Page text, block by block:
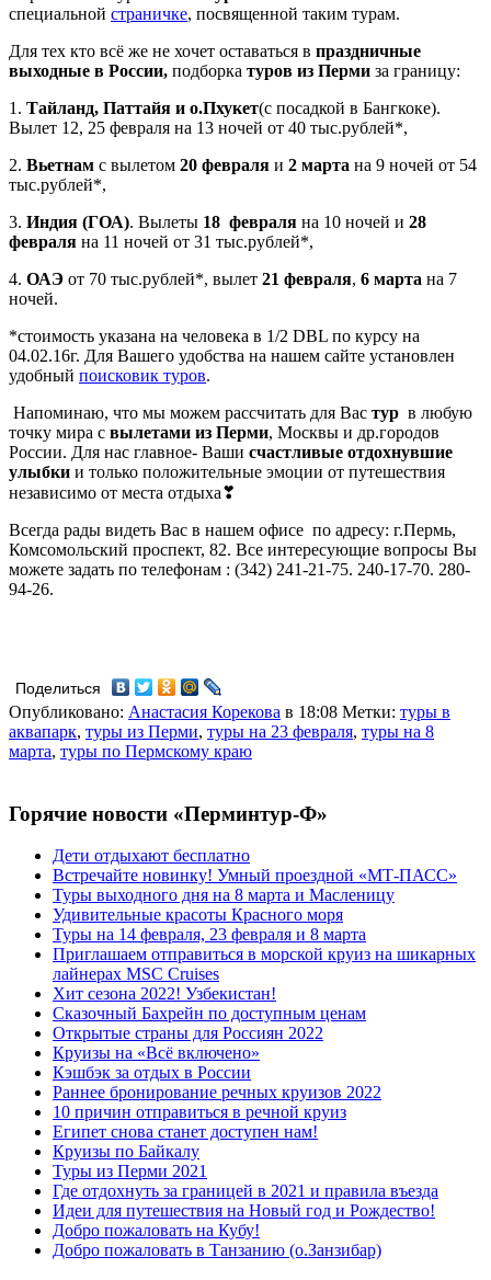
специальной страничке, посвященной таким турам.
Для тех кто всё же не хочет оставаться в праздничные
выходные в России, подборка туров из Перми за границу:
1. Тайланд, Паттайя и о.Пхукет(с посадкой в Бангкоке).
Вылет 12, 25 февраля на 13 ночей от 40 тыс.рублей*,
2. Вьетнам с вылетом 20 февраля и 2 марта на 9 ночей от 54
тыс.рублей*,
3. Индия (ГОА). Вылеты 18 февраля на 10 ночей и 28
февраля на 11 ночей от 31 тыс.рублей*,
4. ОАЭ от 70 тыс.рублей*, вылет 21 февраля, 6 марта на 7
ночей.
*стоимость указана на человека в 1/2 DBL по курсу на
04.02.16г. Для Вашего удобства на нашем сайте установлен
удобный поисковик туров.
Напоминаю, что мы можем рассчитать для Вас тур в любую
точку мира с вылетами из Перми, Москвы и др.городов
России. Для нас главное- Ваши счастливые отдохнувшие
улыбки и только положительные эмоции от путешествия
независимо от места отдыха❣
Всегда рады видеть Вас в нашем офисе по адресу: г.Пермь,
Комсомольский проспект, 82. Все интересующие вопросы Вы
можете задать по телефонам : (342) 241-21-75. 240-17-70. 280-
94-26.
Поделиться
Опубликовано: Анастасия Корекова в 18:08 Метки: туры в
аквапарк, туры из Перми, туры на 23 февраля, туры на 8
марта, туры по Пермскому краю
Горячие новости «Перминтур-Ф»
Дети отдыхают бесплатно
Встречайте новинку! Умный проездной «МТ-ПАСС»
Туры выходного дня на 8 марта и Масленицу
Удивительные красоты Красного моря
Туры на 14 февраля, 23 февраля и 8 марта
Приглашаем отправиться в морской круиз на шикарных
лайнерах MSC Cruises
Хит сезона 2022! Узбекистан!
Сказочный Бахрейн по доступным ценам
Открытые страны для Россиян 2022
Круизы на «Всё включено»
Кэшбэк за отдых в России
Раннее бронирование речных круизов 2022
10 причин отправиться в речной круиз
Египет снова станет доступен нам!
Круизы по Байкалу
Туры из Перми 2021
Где отдохнуть за границей в 2021 и правила въезда
Идеи для путешествия на Новый год и Рождество!
Добро пожаловать на Кубу!
Добро пожаловать в Танзанию (о.Занзибар)